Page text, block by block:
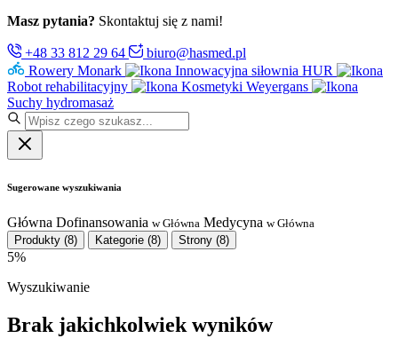
Masz pytania? Skontaktuj się z nami!
+48 33 812 29 64
biuro@hasmed.pl
Rowery Monark
Innowacyjna siłownia HUR
Robot rehabilitacyjny
Kosmetyki Weyergans
Suchy hydromasaż
Sugerowane wyszukiwania
Główna Dofinansowania w Główna Medycyna w Główna
Produkty (8) Kategorie (8) Strony (8)
5%
Wyszukiwanie
Brak jakichkolwiek wyników